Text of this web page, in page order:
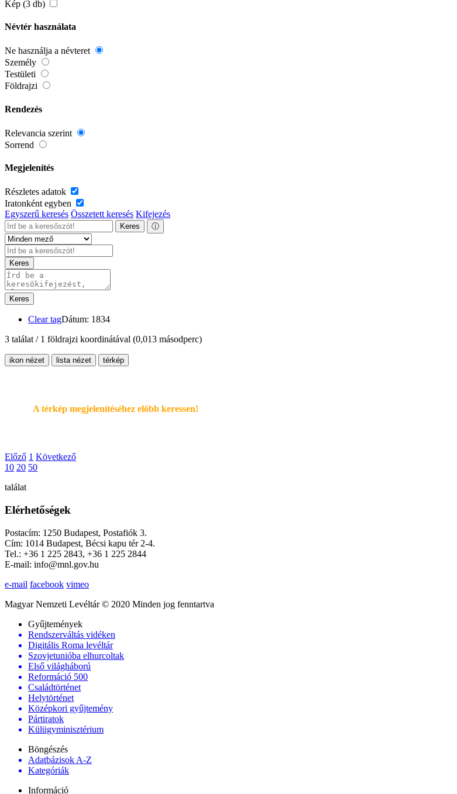
Kép (3 db)
Névtér használata
Ne használja a névteret
Személy
Testületi
Földrajzi
Rendezés
Relevancia szerint
Sorrend
Megjelenítés
Részletes adatok
Iratonként egyben
Egyszerű keresés Összetett keresés Kifejezés
Keres ⓘ
Keres
Keres
Clear tagDátum: 1834
3 találat / 1 földrajzi koordinátával (0,013 másodperc)
ikon nézet lista nézet térkép
A térkép megjelenítéséhez elöbb keressen!
Előző 1 Következő
10 20 50
találat
Elérhetőségek
Postacím: 1250 Budapest, Postafiók 3.
Cím: 1014 Budapest, Bécsi kapu tér 2-4.
Tel.: +36 1 225 2843, +36 1 225 2844
E-mail: info@mnl.gov.hu
e-mail facebook vimeo
Magyar Nemzeti Levéltár © 2020 Minden jog fenntartva
Gyűjtemények
Rendszerváltás vidéken
Digitális Roma levéltár
Szovjetunióba elhurcoltak
Első világháború
Reformáció 500
Családtörténet
Helytörténet
Középkori gyűjtemény
Pártiratok
Külügyminisztérium
Böngészés
Adatbázisok A-Z
Kategóriák
Információ